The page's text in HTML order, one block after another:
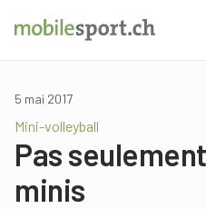
5 mai 2017
Mini-volleyball
Pas
minis